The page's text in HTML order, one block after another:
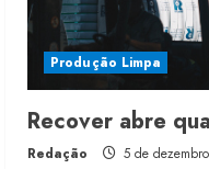
Produção Limpa
Recover abre
Redação 5 de